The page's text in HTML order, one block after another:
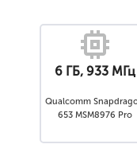
6 ГБ, 933 МГц
Qualcomm
653 MSM8976 Pro